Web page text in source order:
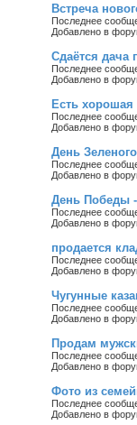
Встреча
Последнее
Добавлено в
Сдаётся дача
Последнее
Добавлено в
Есть хорошая
Последнее
Добавлено в
День
Последнее
Добавлено в
День Победы -
Последнее
Добавлено в
продается
Последнее
Добавлено в
Чугунные
Последнее
Добавлено в
Продам
Последнее
Добавлено в
Фото из
Последнее
Добавлено в